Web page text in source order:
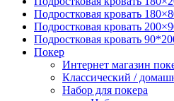
Подростковая кровать
Подростковая кровать
Подростковая кровать
Покер
Интернет магазин
Классический /
Набор для покера